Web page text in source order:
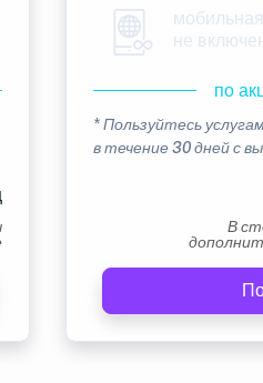
не
по
* Пользуйтесь
в течение 30 дней с
В